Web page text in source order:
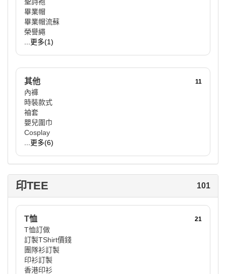
畢業帽
畢業帽流蘇
榮譽繩
...更多(1)
其他 11
內褲
時裝款式
袖套
嬰兒圍巾
Cosplay
...更多(6)
印TEE 101
T恤 21
T恤訂做
訂製TShirt價錢
團隊衫訂製
印衫訂製
香港印衫